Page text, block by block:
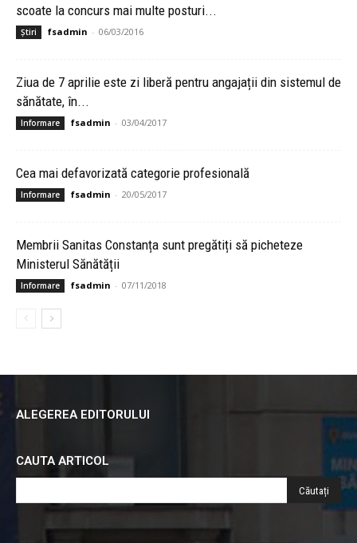
scoate la concurs mai multe posturi...
Știri fsadmin - 06/03/2016
Ziua de 7 aprilie este zi liberă pentru angajații din sistemul de
sănătate, în...
Informare fsadmin - 03/04/2017
Cea mai defavorizată categorie profesională
Informare fsadmin - 20/05/2017
Membrii Sanitas Constanța sunt pregătiți să picheteze
Ministerul Sănătății
Informare fsadmin - 07/11/2018
ALEGEREA EDITORULUI
CAUTA ARTICOL